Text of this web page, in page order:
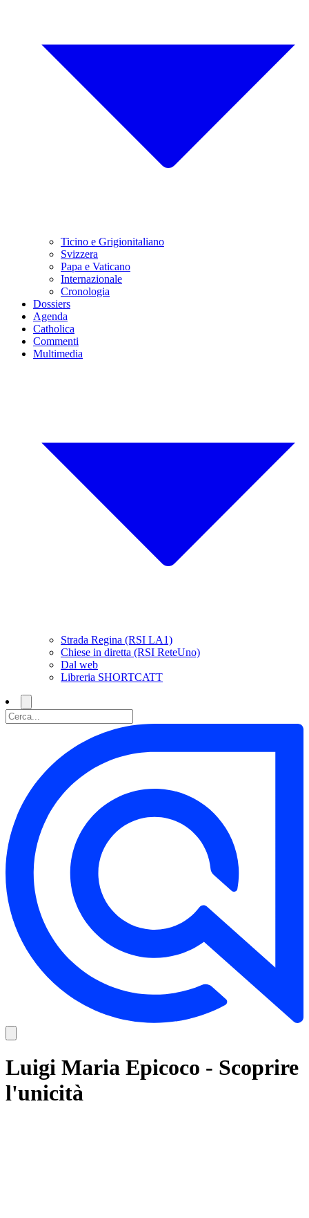
Ticino e Grigionitaliano
Svizzera
Papa e Vaticano
Internazionale
Cronologia
Dossiers
Agenda
Catholica
Commenti
Multimedia
Strada Regina (RSI LA1)
Chiese in diretta (RSI ReteUno)
Dal web
Libreria SHORTCATT
Luigi Maria Epicoco - Scoprire
l'unicità